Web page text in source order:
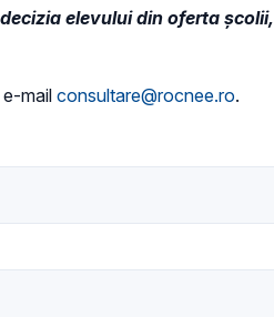
elevului din oferta școlii,
mail consultare@rocnee.ro.